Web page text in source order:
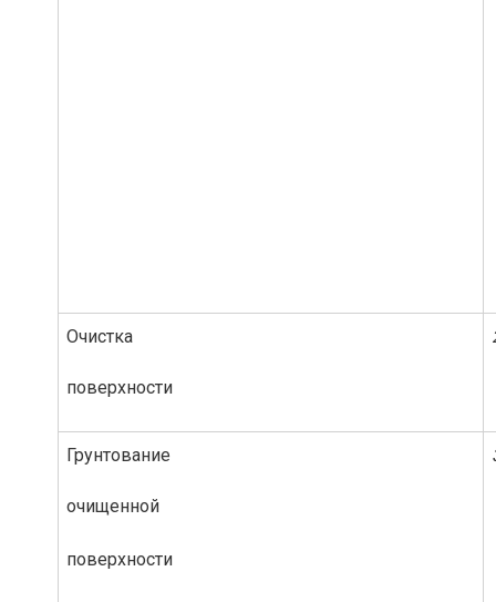
Очистка
поверхности
Грунтование
очищенной
поверхности